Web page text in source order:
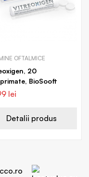
OFTALMICE
20
BioSooft
lei
Detalii produs